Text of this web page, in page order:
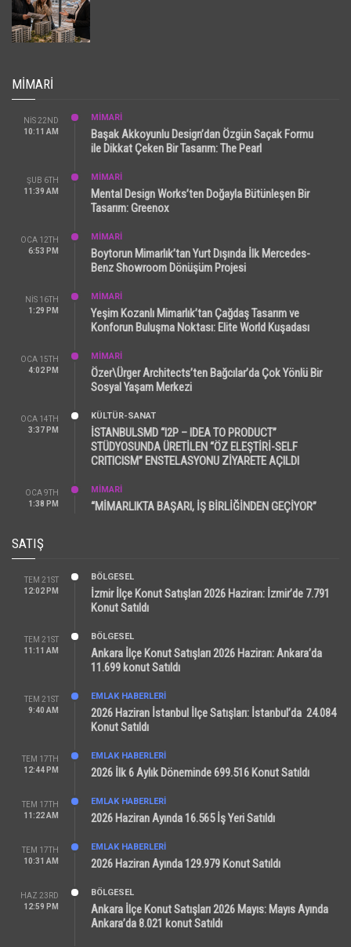
MIMARI
NIS 22ND
10:11 AM
MİMARİ
Başak Akkoyunlu Design’dan Özgün Saçak Formu
ile Dikkat Çeken Bir Tasarım: The Pearl
ŞUB 6TH
11:39 AM
MİMARİ
Mental Design Works’ten Doğayla Bütünleşen Bir
Tasarım: Greenox
OCA 12TH
6:53 PM
MİMARİ
Boytorun Mimarlık’tan Yurt Dışında İlk Mercedes-
Benz Showroom Dönüşüm Projesi
NIS 16TH
1:29 PM
MİMARİ
Yeşim Kozanlı Mimarlık’tan Çağdaş Tasarım ve
Konforun Buluşma Noktası: Elite World Kuşadası
OCA 15TH
4:02 PM
MİMARİ
Özer\Ürger Architects’ten Bağcılar’da Çok Yönlü Bir
Sosyal Yaşam Merkezi
OCA 14TH
3:37 PM
KÜLTÜR-SANAT
İSTANBULSMD “I2P – IDEA TO PRODUCT”
STÜDYOSUNDA ÜRETİLEN “ÖZ ELEŞTİRİ-SELF
CRITICISM” ENSTELASYONU ZİYARETE AÇILDI
OCA 9TH
1:38 PM
MİMARİ
“MİMARLIKTA BAŞARI, İŞ BİRLİĞİNDEN GEÇİYOR”
SATIŞ
TEM 21ST
12:02 PM
BÖLGESEL
İzmir İlçe Konut Satışları 2026 Haziran: İzmir’de 7.791
Konut Satıldı
TEM 21ST
11:11 AM
BÖLGESEL
Ankara İlçe Konut Satışları 2026 Haziran: Ankara’da
11.699 konut Satıldı
TEM 21ST
9:40 AM
EMLAK HABERLERI
2026 Haziran İstanbul İlçe Satışları: İstanbul’da 24.084
Konut Satıldı
TEM 17TH
12:44 PM
EMLAK HABERLERI
2026 İlk 6 Aylık Döneminde 699.516 Konut Satıldı
TEM 17TH
11:22 AM
EMLAK HABERLERI
2026 Haziran Ayında 16.565 İş Yeri Satıldı
TEM 17TH
10:31 AM
EMLAK HABERLERI
2026 Haziran Ayında 129.979 Konut Satıldı
HAZ 23RD
12:59 PM
BÖLGESEL
Ankara İlçe Konut Satışları 2026 Mayıs: Mayıs Ayında
Ankara’da 8.021 konut Satıldı